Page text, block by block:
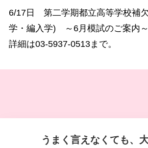
6/17日 第二学期都立高等学校補
学・編入学) ～6月模試のご案内～
詳細は03-5937-0513まで。
うまく言えなくても、大